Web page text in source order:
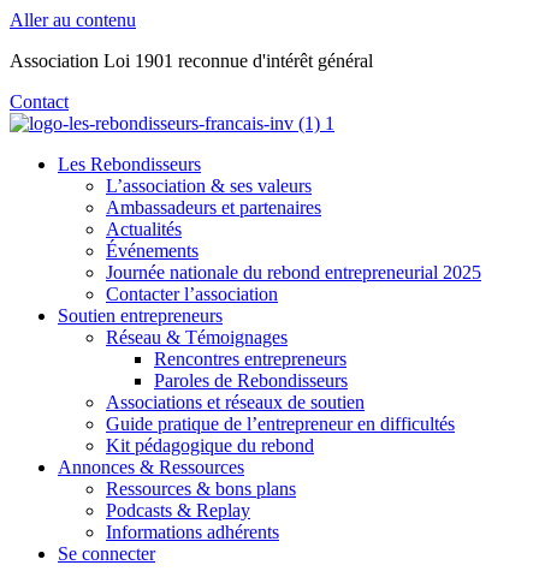
Aller au contenu
Association Loi 1901 reconnue d'intérêt général
Contact
Les Rebondisseurs
L’association & ses valeurs
Ambassadeurs et partenaires
Actualités
Événements
Journée nationale du rebond entrepreneurial 2025
Contacter l’association
Soutien entrepreneurs
Réseau & Témoignages
Rencontres entrepreneurs
Paroles de Rebondisseurs
Associations et réseaux de soutien
Guide pratique de l’entrepreneur en difficultés
Kit pédagogique du rebond
Annonces & Ressources
Ressources & bons plans
Podcasts & Replay
Informations adhérents
Se connecter